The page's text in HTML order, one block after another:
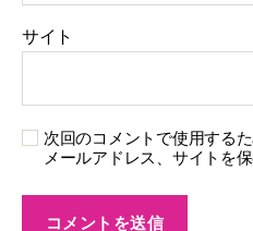
サイト
次回のコメントで使用する
メールアドレス、サイトを保